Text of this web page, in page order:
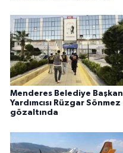
Menderes Belediye Başkan
Yardımcısı Rüzgar Sönmez
gözaltında